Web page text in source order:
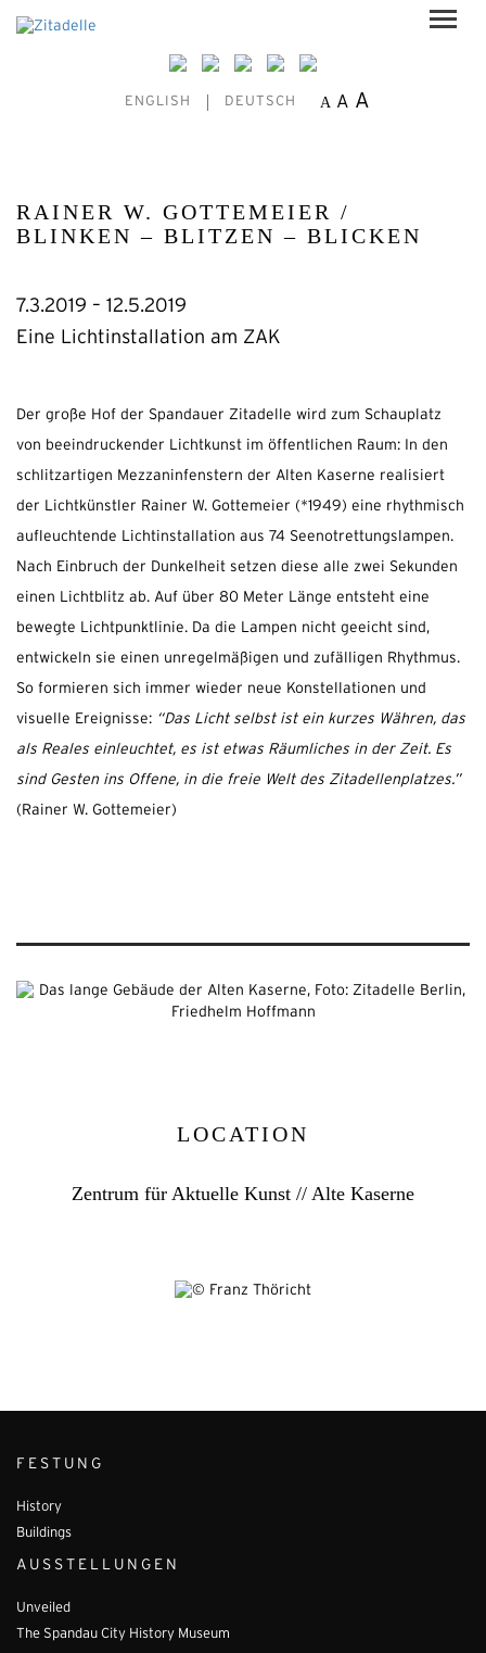
ENGLISH DEUTSCH A A A
RAINER W. GOTTEMEIER /
BLINKEN – BLITZEN – BLICKEN
7.3.2019 – 12.5.2019
Eine Lichtinstallation am ZAK
Der große Hof der Spandauer Zitadelle wird zum Schauplatz
von beeindruckender Lichtkunst im öffentlichen Raum: In den
schlitzartigen Mezzaninfenstern der Alten Kaserne realisiert
der Lichtkünstler Rainer W. Gottemeier (*1949) eine rhythmisch
aufleuchtende Lichtinstallation aus 74 Seenotrettungslampen.
Nach Einbruch der Dunkelheit setzen diese alle zwei Sekunden
einen Lichtblitz ab. Auf über 80 Meter Länge entsteht eine
bewegte Lichtpunktlinie. Da die Lampen nicht geeicht sind,
entwickeln sie einen unregelmäßigen und zufälligen Rhythmus.
So formieren sich immer wieder neue Konstellationen und
visuelle Ereignisse: “Das Licht selbst ist ein kurzes Währen, das
als Reales einleuchtet, es ist etwas Räumliches in der Zeit. Es
sind Gesten ins Offene, in die freie Welt des Zitadellenplatzes.”
(Rainer W. Gottemeier)
LOCATION
Zentrum für Aktuelle Kunst // Alte Kaserne
FESTUNG
History
Buildings
AUSSTELLUNGEN
Unveiled
The Spandau City History Museum